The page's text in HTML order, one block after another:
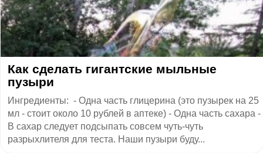
Как сделать гигантские мыльные
пузыри
Ингредиенты: - Одна часть глицерина (это пузырек на 25
мл - стоит около 10 рублей в аптеке) - Одна часть сахара -
В сахар следует подсыпать совсем чуть-чуть
разрыхлителя для теста. Наши пузыри буду...